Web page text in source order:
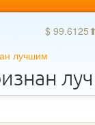
$
лучшим